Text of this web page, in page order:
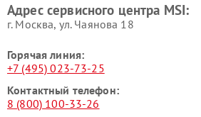
Адрес сервисного центра MSI:
г. Москва, ул. Чаянова 18
Горячая линия:
+7 (495) 023-73-25
Контактный телефон:
8 (800) 100-33-26